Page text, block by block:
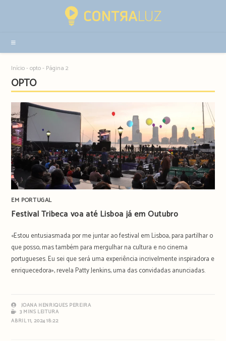
sidebar
Início-opto- Página 2
OPTO
EM PORTUGAL
Festival Tribeca voa até Lisboa já em Outubro
«Estou entusiasmada por me juntar ao festival em Lisboa, para partilhar o
que posso, mas também para mergulhar na cultura e no cinema
portugueses. Eu sei que será uma experiência incrivelmente inspiradora e
enriquecedora», revela Patty Jenkins, uma das convidadas anunciadas.
JOANA HENRIQUES PEREIRA
3 MINS LEITURA
ABRIL 11, 2024 18:22